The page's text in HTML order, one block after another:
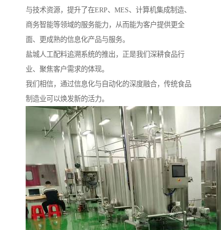
与技术资源，提升了在ERP、MES、计算机集成制造、
商务智能等领域的服务能力，从而能为客户提供更全
面、更成熟的信息化产品与服务。
盐城人工配料追溯系统的推出，正是我们深耕食品行
业、聚焦客户需求的体现。
我们相信，通过信息化与自动化的深度融合，传统食品
制造业可以焕发新的活力。